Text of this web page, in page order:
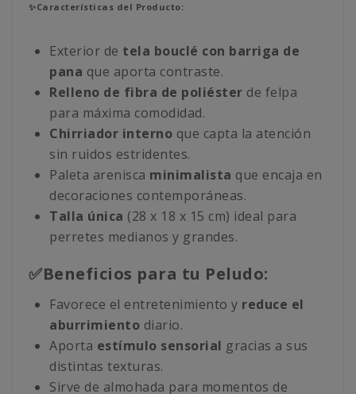
✨Características del Producto:
Exterior de tela bouclé con barriga de
pana que aporta contraste.
Relleno de fibra de poliéster de felpa
para máxima comodidad.
Chirriador interno que capta la atención
sin ruidos estridentes.
Paleta arenisca minimalista que encaja en
decoraciones contemporáneas.
Talla única (28 x 18 x 15 cm) ideal para
perretes medianos y grandes.
✅Beneficios para tu Peludo:
Favorece el entretenimiento y reduce el
aburrimiento diario.
Aporta estímulo sensorial gracias a sus
distintas texturas.
Sirve de almohada para momentos de